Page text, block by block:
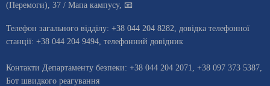
(Перемоги), 37 / Мапа кампусу, 📧
Телефон загального відділу: +38 044 204 8282 , довiдка телефонної
станцiї: +38 044 204 9494 телефонний довідник
Контакти Департаменту безпеки: +38 044 204 2071, +38 097 373 5387,
Бот швидкого реагування